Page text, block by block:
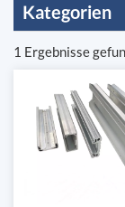
Kategorien
1 Ergebnisse